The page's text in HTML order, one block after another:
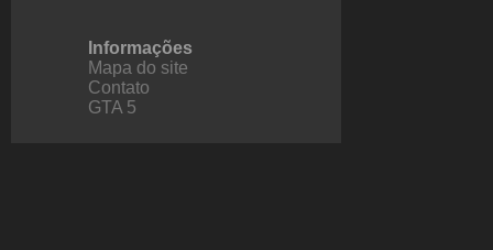
Informações
Mapa do site
Contato
GTA 5